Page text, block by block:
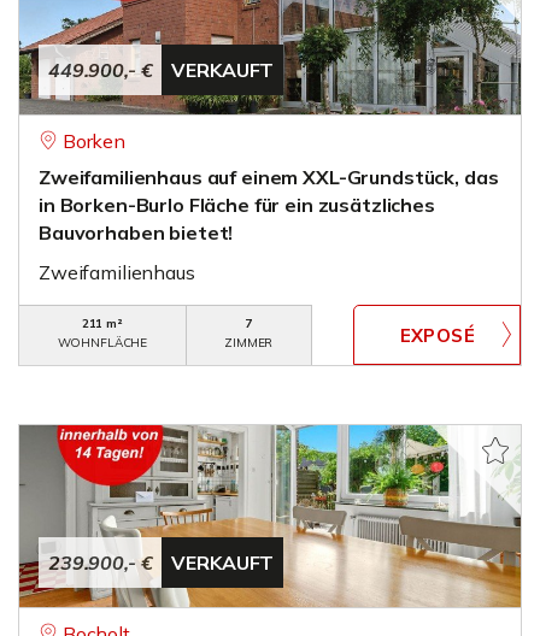
449.900,- € VERKAUFT
Borken
Zweifamilienhaus auf einem XXL-Grundstück, das
in Borken-Burlo Fläche für ein zusätzliches
Bauvorhaben bietet!
Zweifamilienhaus
211 m²
WOHNFLÄCHE
7
ZIMMER
239.900,- € VERKAUFT